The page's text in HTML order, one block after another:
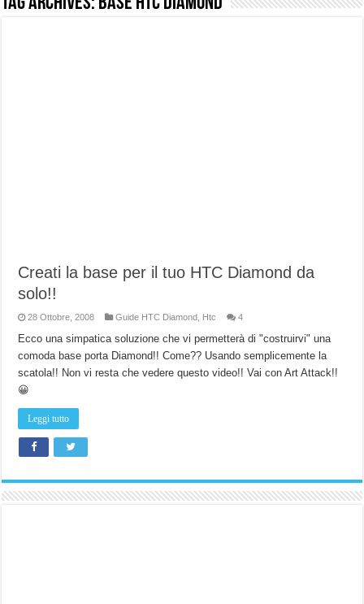
Creati la base per il tuo HTC Diamond da
solo!!
28 Ottobre, 2008 Guide HTC Diamond Htc 4
Ecco una simpatica soluzione che vi permetterà di "costruirvi" una
comoda base porta Diamond!! Come?? Usando semplicemente la
scatola!! Non vi resta che vedere questo video!! Vai con Art Attack!!
😀
Leggi tutto